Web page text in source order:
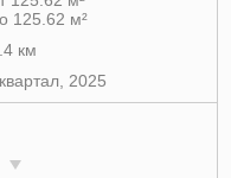
125.62 м²
км
2025